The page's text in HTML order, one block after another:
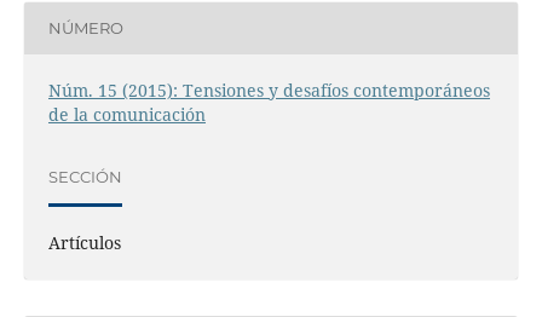
NÚMERO
Núm. 15 (2015): Tensiones y desafíos contemporáneos
de la comunicación
SECCIÓN
Artículos